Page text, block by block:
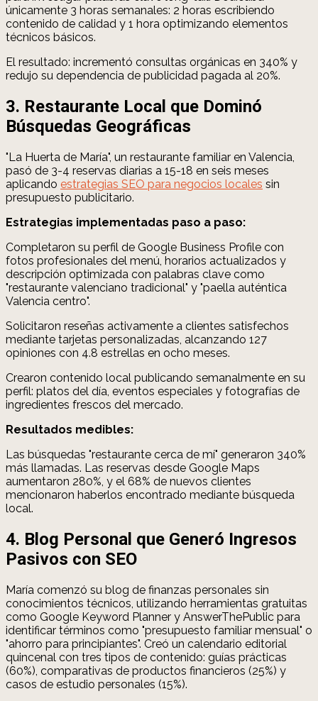
únicamente 3 horas semanales: 2 horas escribiendo
contenido de calidad y 1 hora optimizando elementos
técnicos básicos.
El resultado: incrementó consultas orgánicas en 340% y
redujo su dependencia de publicidad pagada al 20%.
3. Restaurante Local que Dominó
Búsquedas Geográficas
"La Huerta de María", un restaurante familiar en Valencia,
pasó de 3-4 reservas diarias a 15-18 en seis meses
aplicando estrategias SEO para negocios locales sin
presupuesto publicitario.
Estrategias implementadas paso a paso:
Completaron su perfil de Google Business Profile con
fotos profesionales del menú, horarios actualizados y
descripción optimizada con palabras clave como
"restaurante valenciano tradicional" y "paella auténtica
Valencia centro".
Solicitaron reseñas activamente a clientes satisfechos
mediante tarjetas personalizadas, alcanzando 127
opiniones con 4.8 estrellas en ocho meses.
Crearon contenido local publicando semanalmente en su
perfil: platos del día, eventos especiales y fotografías de
ingredientes frescos del mercado.
Resultados medibles:
Las búsquedas "restaurante cerca de mí" generaron 340%
más llamadas. Las reservas desde Google Maps
aumentaron 280%, y el 68% de nuevos clientes
mencionaron haberlos encontrado mediante búsqueda
local.
4. Blog Personal que Generó Ingresos
Pasivos con SEO
María comenzó su blog de finanzas personales sin
conocimientos técnicos, utilizando herramientas gratuitas
como Google Keyword Planner y AnswerThePublic para
identificar términos como "presupuesto familiar mensual" o
"ahorro para principiantes". Creó un calendario editorial
quincenal con tres tipos de contenido: guías prácticas
(60%), comparativas de productos financieros (25%) y
casos de estudio personales (15%).